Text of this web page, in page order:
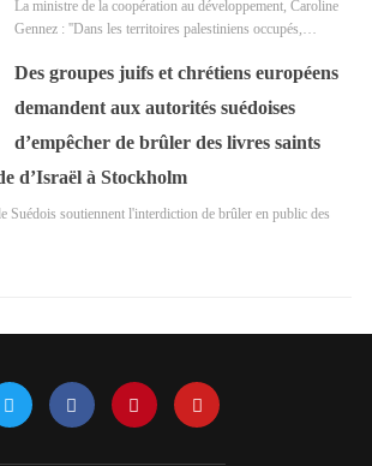
La ministre de la coopération au développement, Caroline
Gennez : ''Dans les territoires palestiniens occupés,…
Des groupes juifs et chrétiens européens
demandent aux autorités suédoises
d’empêcher de brûler des livres saints
d’Israël à Stockholm
Suédois soutiennent l'interdiction de brûler en public des